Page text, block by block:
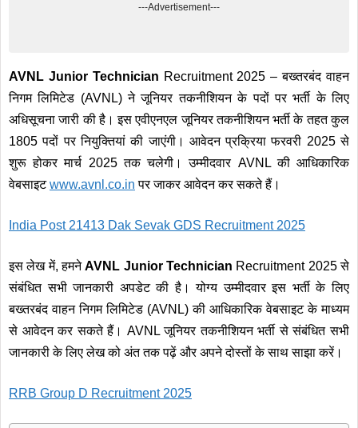
---Advertisement---
AVNL Junior Technician Recruitment 2025 – बख्तरबंद वाहन
निगम लिमिटेड (AVNL) ने जूनियर तकनीशियन के पदों पर भर्ती के लिए
अधिसूचना जारी की है। इस एवीएनएल जूनियर तकनीशियन भर्ती के तहत कुल
1805 पदों पर नियुक्तियां की जाएंगी। आवेदन प्रक्रिया फरवरी 2025 से
शुरू होकर मार्च 2025 तक चलेगी। उम्मीदवार AVNL की आधिकारिक
वेबसाइटwww.avnl .co.in पर जाकर आवेदन कर सकते हैं।
India Post 21413 Dak Sevak GDS Recruitment 2025
इस लेख में, हमनेAVNL Junior Technician Recruitment 2025 से
संबंधित सभी जानकारी अपडेट की है। योग्य उम्मीदवार इस भर्ती के लिए
बख्तरबंद वाहन निगम लिमिटेड (AVNL) की आधिकारिक वेबसाइट के माध्यम
से आवेदन कर सकते हैं। AVNL जूनियर तकनीशियन भर्ती से संबंधित सभी
जानकारी के लिए लेख को अंत तक पढ़ें और अपने दोस्तों के साथ साझा करें।
RRB Group D Recruitment 2025